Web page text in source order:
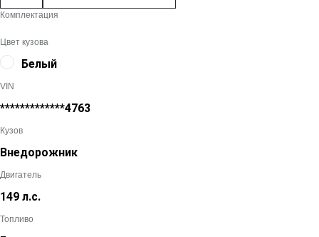
Комплектация
Цвет кузова
Белый
VIN
*************4763
Кузов
Внедорожник
Двигатель
149 л.с.
Топливо